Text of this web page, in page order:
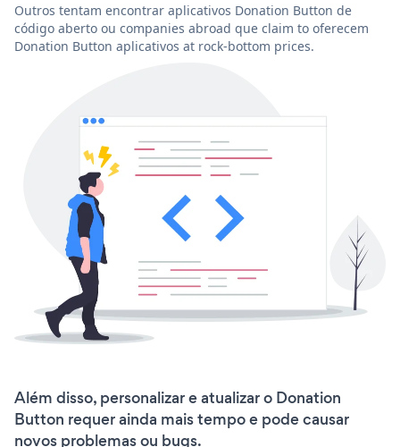
Outros tentam encontrar aplicativos Donation Button de
código aberto ou companies abroad que claim to oferecem
Donation Button aplicativos at rock-bottom prices.
Além disso, personalizar e atualizar o Donation
Button requer ainda mais tempo e pode causar
novos problemas ou bugs.